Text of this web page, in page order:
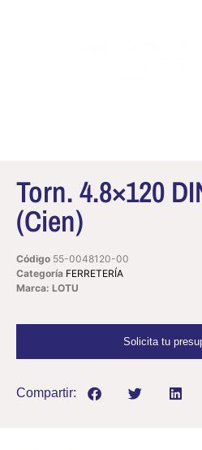
Torn. 4.8×120
(Cien)
Código 55-0048120-00
Categoría FERRETERÍA
Marca: LOTU
Solicita tu
Compartir: